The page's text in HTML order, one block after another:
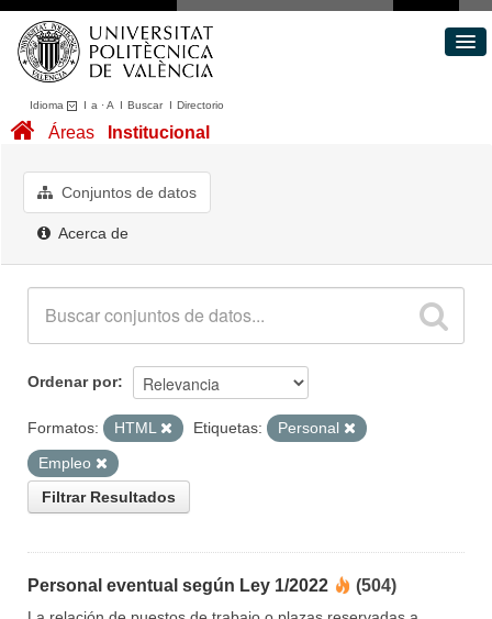
Idioma I a ·A I BuscarI Directorio
Conjuntos de datos
Acerca de
Áreas Institucional
Conjuntos de datos
Acerca de
Ordenar por
Formatos: HTML Etiquetas:
Personal
Empleo
Filtrar Resultados
Personal eventual según Ley 1/2022 (504)